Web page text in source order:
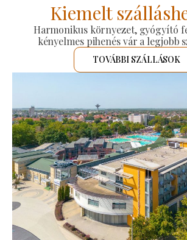
Kiemelt
Harmonikus környezet, gyógyító
kényelmes pihenés vár a legjobb
TOVÁBBI SZÁLLÁSOK